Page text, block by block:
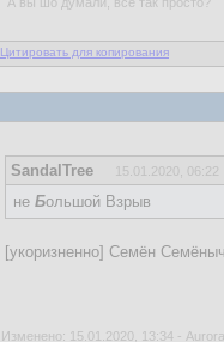
Цитировать для копирования
SandalTree 15.01.2020, 06:22
не Большой Взрыв
[укоризненно] Семён
Изменено: 15.01.2020, 13:34 -